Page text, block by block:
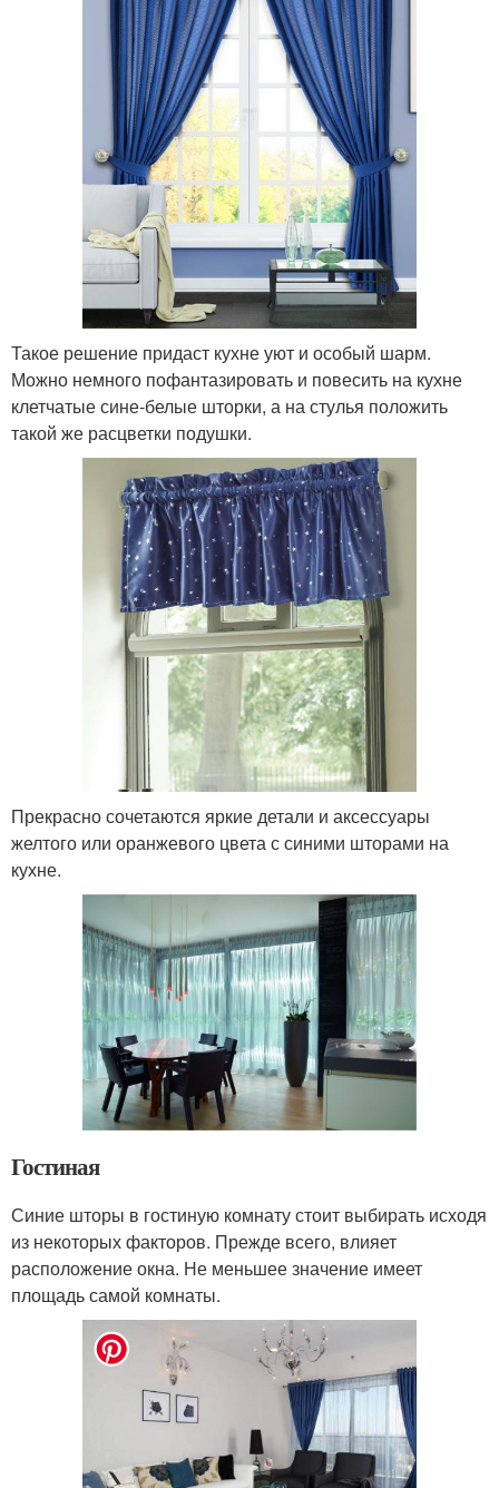
Такое решение придаст кухне уют и особый шарм.
Можно немного пофантазировать и повесить на кухне
клетчатые сине-белые шторки, а на стулья положить
такой же расцветки подушки.
Прекрасно сочетаются яркие детали и аксессуары
желтого или оранжевого цвета с синими шторами на
кухне.
Гостиная
Синие шторы в гостиную комнату стоит выбирать исходя
из некоторых факторов. Прежде всего, влияет
расположение окна. Не меньшее значение имеет
площадь самой комнаты.